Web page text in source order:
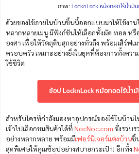
ภาพ: LocknLock หม้อทอดไร้น้ำมั
ด้วยของใช้ภายในบ้านชิ้นนี้ออกแบบมาให้ใช้งาน
หลากหลายเมนู มีฟังก์ชันให้เลือกทั้งผัด ทอด ห
องศา เพื่อให้วัตถุดิบสุกอย่างทั่วถึง พร้อมเสิร์ฟเ
ครอบครัว เหมาะอย่างยิ่งในยุคที่ต้องการทั้งควา
ใช้ชีวิต
ช้อป LocknLock หม้อทอดไร้น้ำ
สำหรับใครที่กำลังมองหาอุปกรณ์ของใช้ในบ้าน
เข้าไปเลือกชมสินค้าได้ที่ NocNoc.com ซึ่งรวบร
อย่างหลากหลาย พร้อมมีเฟอร์นิเจอร์แต่งบ้านชิ้
สุดพิเศษให้คุณช้อปอย่างสบายกระเป๋า! อีกทั้ง